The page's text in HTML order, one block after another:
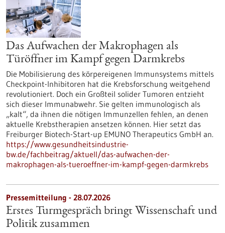
Das Aufwachen der Makrophagen als
Türöffner im Kampf gegen Darmkrebs
Die Mobilisierung des körpereigenen Immunsystems mittels
Checkpoint-Inhibitoren hat die Krebsforschung weitgehend
revolutioniert. Doch ein Großteil solider Tumoren entzieht
sich dieser Immunabwehr. Sie gelten immunologisch als
„kalt“, da ihnen die nötigen Immunzellen fehlen, an denen
aktuelle Krebstherapien ansetzen können. Hier setzt das
Freiburger Biotech-Start-up EMUNO Therapeutics GmbH an.
https://www.gesundheitsindustrie-
bw.de/fachbeitrag/aktuell/das-aufwachen-der-
makrophagen-als-tueroeffner-im-kampf-gegen-darmkrebs
Pressemitteilung - 28.07.2026
Erstes Turmgespräch bringt Wissenschaft und
Politik zusammen